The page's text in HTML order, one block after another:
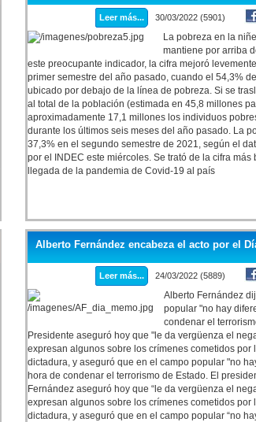
Leer más... 30/03/2022 (5901)
La pobreza en la
mantiene por arriba
este preocupante indicador, la cifra mejoró
primer semestre del año pasado, cuando el 54,3%
ubicado por debajo de la línea de pobreza. Si se
al total de la población (estimada en 45,8 millones
aproximadamente 17,1 millones los individuos
durante los últimos seis meses del año pasado. La
37,3% en el segundo semestre de 2021, según el
por el INDEC este miércoles. Se trató de la cifra más
llegada de la pandemia de Covid-19 al país
Alberto Fernández encabeza el acto por el
Leer más... 24/03/2022 (5889)
Alberto Fernández
popular "no hay
condenar el
Presidente aseguró hoy que "le da vergüenza el
expresan algunos sobre los crímenes cometidos por
dictadura, y aseguró que en el campo popular "no
hora de condenar el terrorismo de Estado. El
Fernández aseguró hoy que “le da vergüenza el
expresan algunos sobre los crímenes cometidos por
dictadura, y aseguró que en el campo popular “no